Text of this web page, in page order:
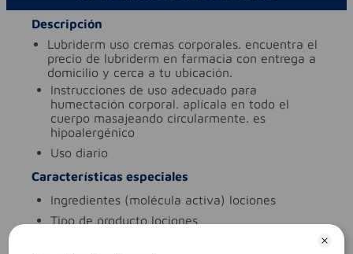
Descripción
lubriderm uso cremas corporales. encuentra el
precio de lubriderm en farmacia con entrega a
domicilio y cerca a tu ubicación.
instrucciones de uso adecuado para
humectación corporal. aplícala en todo el
cuerpo masajeando circularmente. es
hipoalergénico
uso diario
Características especiales
ingredientes (molécula activa) lociones
tipo de producto lociones